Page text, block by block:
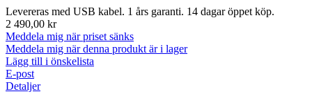
Levereras med USB kabel. 1 års garanti. 14 dagar öppet köp.
2 490,00 kr
Meddela mig när priset sänks
Meddela mig när denna produkt är i lager
Lägg till i önskelista
E-post
Detaljer